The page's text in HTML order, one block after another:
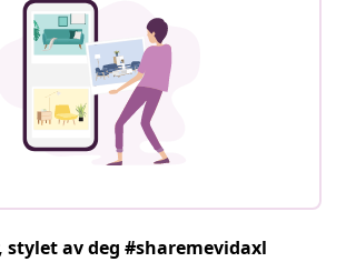
stylet av deg #sharemevidaxl